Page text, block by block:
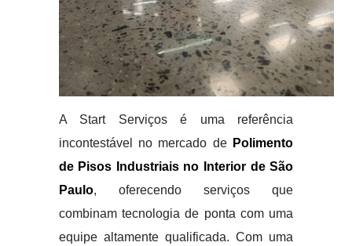
A Start Serviços é uma referência
incontestável no mercado de Polimento
de Pisos Industriais no Interior de São
Paulo, oferecendo serviços que
combinam tecnologia de ponta com uma
equipe altamente qualificada. Com uma